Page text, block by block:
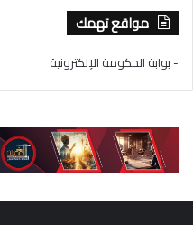
مواقع تهمك
- بوابة الحكومة الإلكترونية